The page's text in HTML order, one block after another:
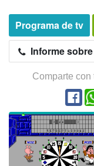
Programa de tv
Informe
Comparte